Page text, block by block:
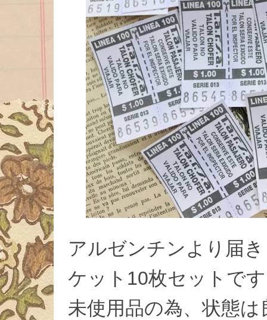
アルゼンチンより届
ケット10枚セットで
未使用品の為、状態